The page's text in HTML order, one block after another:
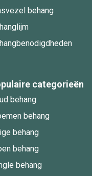
behang
categorieën
behang
behang
behang
behang
behang